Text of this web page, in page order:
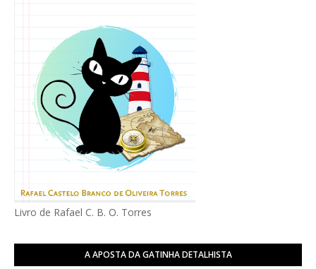
Livro de Rafael C. B. O. Torres
A APOSTA DA GATINHA DETALHISTA